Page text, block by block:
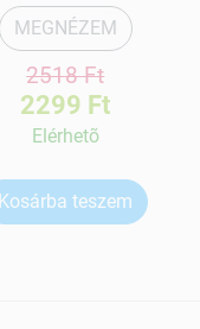
MEGNÉZEM
2518 Ft
2299 Ft
Elérhetõ
Kosárba teszem